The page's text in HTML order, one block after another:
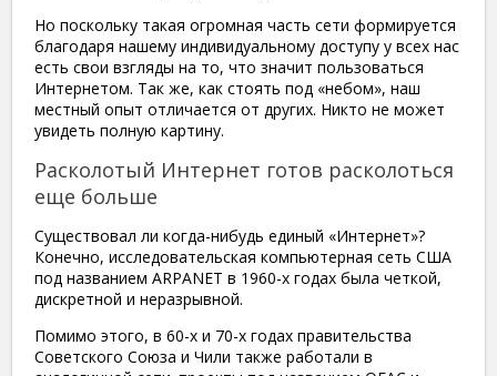
Но поскольку такая огромная часть сети формируется
благодаря нашему индивидуальному доступу у всех нас
есть свои взгляды на то, что значит пользоваться
Интернетом. Так же, как стоять под «небом», наш
местный опыт отличается от других. Никто не может
увидеть полную картину.
Расколотый Интернет готов расколоться
еще больше
Существовал ли когда-нибудь единый «Интернет»?
Конечно, исследовательская компьютерная сеть США
под названием ARPANET в 1960-х годах была четкой,
дискретной и неразрывной.
Помимо этого, в 60-х и 70-х годах правительства
Советского Союза и Чили также работали в